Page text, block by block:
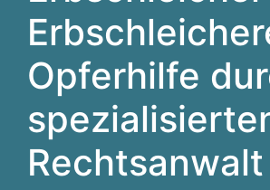
Opferhilfe
Rechtsanwalt